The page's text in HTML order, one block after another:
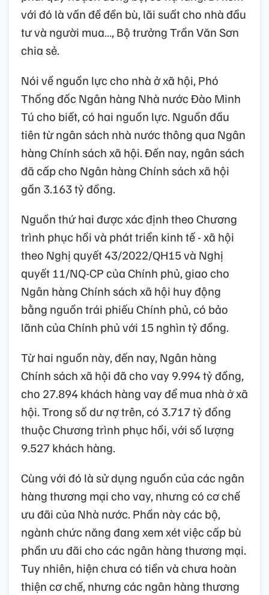
với đó là vấn đề đền bù, lãi suất cho nhà đầu
tư và người mua…, Bộ trưởng Trần Văn Sơn
chia sẻ.
Nói về nguồn lực cho nhà ở xã hội, Phó
Thống đốc Ngân hàng Nhà nước Đào Minh
Tú cho biết, có hai nguồn lực. Nguồn đầu
tiên từ ngân sách nhà nước thông qua Ngân
hàng Chính sách xã hội. Đến nay, ngân sách
đã cấp cho Ngân hàng Chính sách xã hội
gần 3.163 tỷ đồng.
Nguồn thứ hai được xác định theo Chương
trình phục hồi và phát triển kinh tế - xã hội
theo Nghị quyết 43/2022/QH15 và Nghị
quyết 11/NQ-CP của Chính phủ, giao cho
Ngân hàng Chính sách xã hội huy động
bằng nguồn trái phiếu Chính phủ, có bảo
lãnh của Chính phủ với 15 nghìn tỷ đồng.
Từ hai nguồn này, đến nay, Ngân hàng
Chính sách xã hội đã cho vay 9.994 tỷ đồng,
cho 27.894 khách hàng vay để mua nhà ở xã
hội. Trong số dư nợ trên, có 3.717 tỷ đồng
thuộc Chương trình phục hồi, với số lượng
9.527 khách hàng.
Cùng với đó là sử dụng nguồn của các ngân
hàng thương mại cho vay, nhưng có cơ chế
ưu đãi của Nhà nước. Phần này các bộ,
ngành chức năng đang xem xét việc cấp bù
phần ưu đãi cho các ngân hàng thương mại.
Tuy nhiên, hiện chưa có tiền và chưa hoàn
thiện cơ chế, nhưng các ngân hàng thương